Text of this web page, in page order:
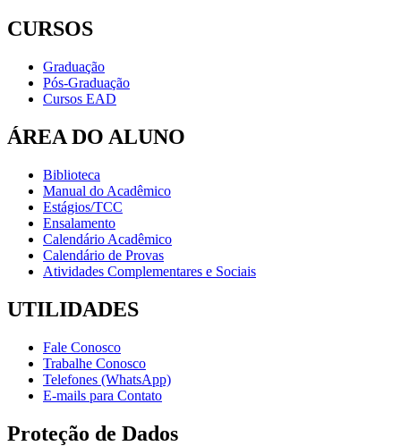
CURSOS
Graduação
Pós-Graduação
Cursos EAD
ÁREA DO ALUNO
Biblioteca
Manual do Acadêmico
Estágios/TCC
Ensalamento
Calendário Acadêmico
Calendário de Provas
Atividades Complementares e Sociais
UTILIDADES
Fale Conosco
Trabalhe Conosco
Telefones (WhatsApp)
E-mails para Contato
Proteção de Dados